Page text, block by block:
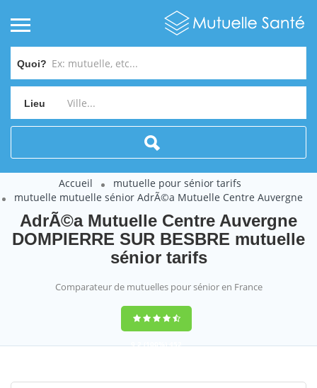
Quoi?
Lieu
Accueil
mutuelle pour sénior tarifs
mutuelle mutuelle sénior AdrÃ©a Mutuelle Centre Auvergne
AdrÃ©a Mutuelle Centre Auvergne
DOMPIERRE SUR BESBRE mutuelle
sénior tarifs
Comparateur de mutuelles pour sénior en France
9,2(100%)452